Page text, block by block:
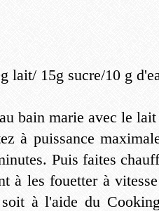
lait/ 15g sucre/10 g
bain marie avec le lait
à puissance
Puis faites
à les fouetter à
à l'aide du